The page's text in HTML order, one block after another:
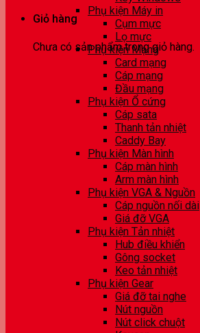
Giỏ hàng
Chưa có sản phẩm trong giỏ hàng.
Phụ kiện Máy in
Cụm mực
Lọ mực
Phụ kiện Mạng
Card mạng
Cáp mạng
Đầu mạng
Phụ kiện Ổ cứng
Cáp sata
Thanh tản nhiệt
Caddy Bay
Phụ kiện Màn hình
Cáp màn hình
Arm màn hình
Phụ kiện VGA & Nguồn
Cáp nguồn nối dài
Giá đỡ VGA
Phụ kiện Tản nhiệt
Hub điều khiển
Gông socket
Keo tản nhiệt
Phụ kiện Gear
Giá đỡ tai nghe
Nút nguồn
Nút click chuột